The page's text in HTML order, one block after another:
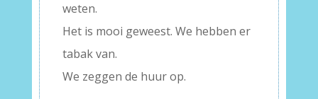
weten.
Het is mooi geweest. We hebben er
tabak van.
We zeggen de huur op.